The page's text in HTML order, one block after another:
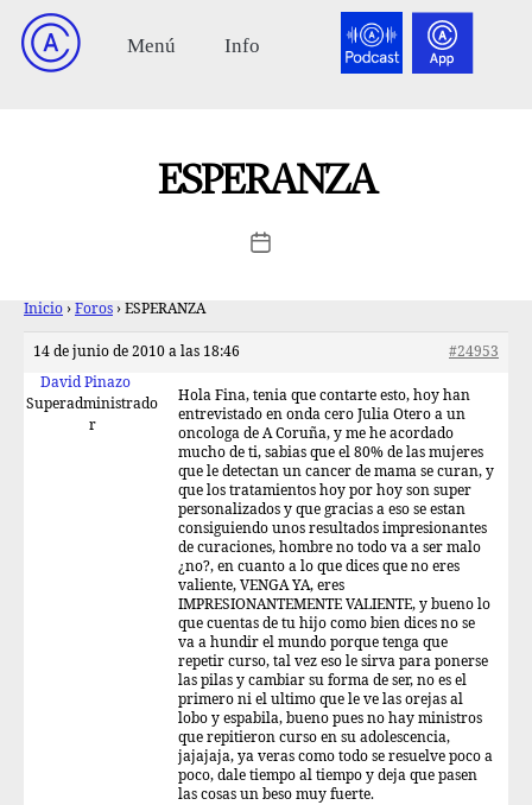
ESPERANZA
Inicio › Foros › ESPERANZA
14 de junio de 2010 a las 18:46
#24953
David Pinazo
Superadministrado
r
Hola Fina, tenia que contarte esto, hoy han
entrevistado en onda cero Julia Otero a un
oncologa de A Coruña, y me he acordado
mucho de ti, sabias que el 80% de las mujeres
que le detectan un cancer de mama se curan, y
que los tratamientos hoy por hoy son super
personalizados y que gracias a eso se estan
consiguiendo unos resultados impresionantes
de curaciones, hombre no todo va a ser malo
¿no?, en cuanto a lo que dices que no eres
valiente, VENGA YA, eres
IMPRESIONANTEMENTE VALIENTE, y bueno lo
que cuentas de tu hijo como bien dices no se
va a hundir el mundo porque tenga que
repetir curso, tal vez eso le sirva para ponerse
las pilas y cambiar su forma de ser, no es el
primero ni el ultimo que le ve las orejas al
lobo y espabila, bueno pues no hay ministros
que repitieron curso en su adolescencia,
jajajaja, ya veras como todo se resuelve poco a
poco, dale tiempo al tiempo y deja que pasen
las cosas un beso muy fuerte.